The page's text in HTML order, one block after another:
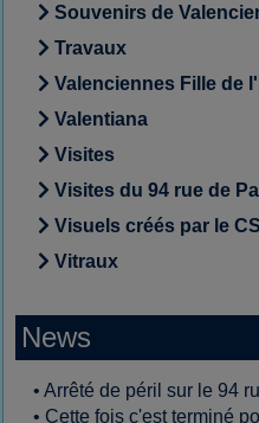
Souvenirs de
Travaux
Valenciennes Fille de
Valentiana
Visites
Visites du 94 rue de
Visuels créés par le
Vitraux
News
• Arrêté de péril sur le 94
• Cette fois c'est terminé